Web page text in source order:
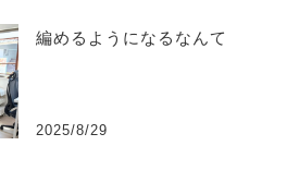
編めるようになるなんて
2025/8/29